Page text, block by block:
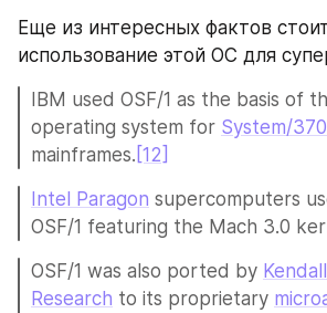
Еще из интересных фактов
использование этой ОС для
IBM used OSF/1 as the basis of
operating system for System/370
mainframes. [12]
Intel Paragon supercomputers
OSF/1 featuring the Mach 3.0
OSF/1 was also ported by
Research to its proprietary